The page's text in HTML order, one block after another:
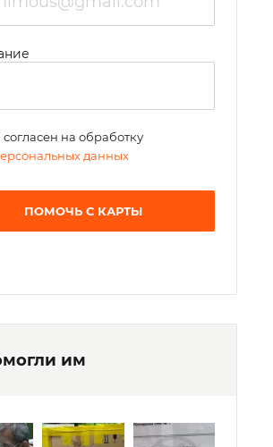
согласен на обработку
данных
ПОМОЧЬ С КАРТЫ
им